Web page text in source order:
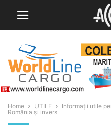
Home UTILE
Informații utile
România și invers